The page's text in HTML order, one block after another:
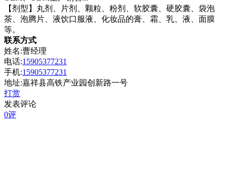
【剂型】丸剂、片剂、颗粒、粉剂、软胶囊、硬胶囊、袋泡
茶、泡腾片、液饮口服液、化妆品的膏、霜、乳、液、面膜
等。
联系方式
姓名:曹经理
电话:15905377231
手机:15905377231
地址:嘉祥县高铁产业园创新路一号
打赏
发表评论
0评